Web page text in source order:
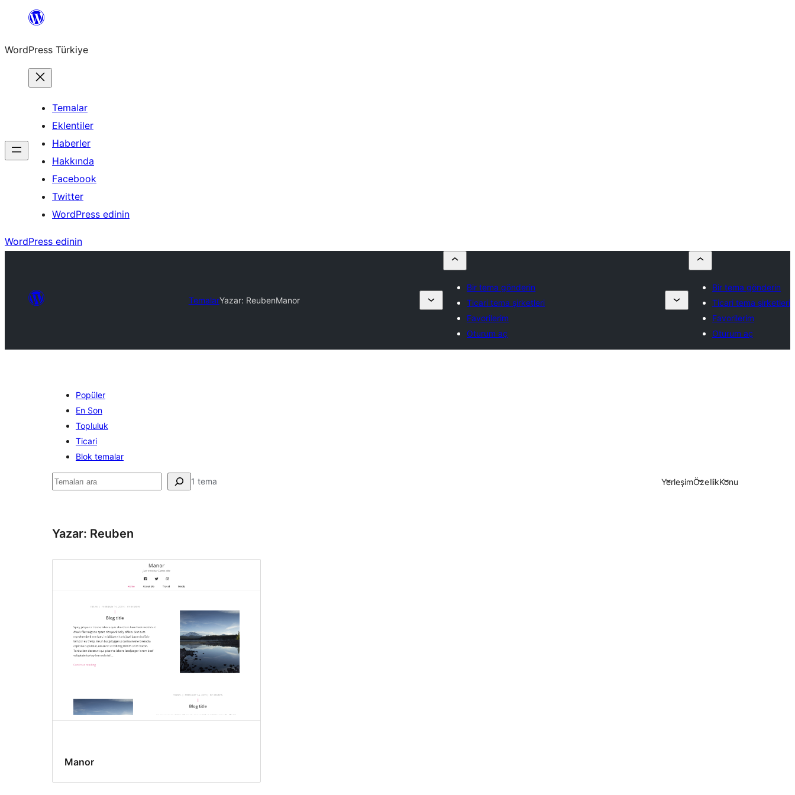
İçeriğe
WordPress Türkiye
Temalar
Eklentiler
Haberler
Hakkında
Facebook
Twitter
WordPress edinin
WordPress edinin
TemalarYazar: ReubenManor
Bir tema gönderin
Ticari tema şirketleri
Favorilerim
Oturum aç
Bir tema gönderin
Ticari tema şirketleri
Favorilerim
Oturum aç
Popüler
En Son
Topluluk
Ticari
Blok temalar
Ara 1 tema YerleşimÖzellikKonu
Yazar: Reuben
Manor